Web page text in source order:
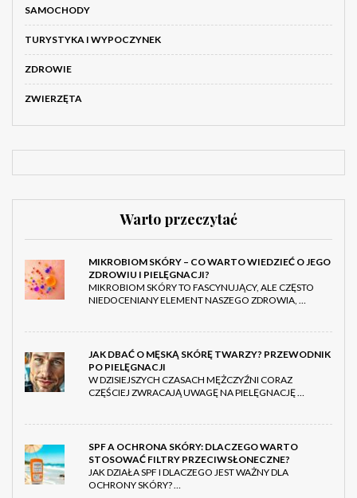
SAMOCHODY
TURYSTYKA I WYPOCZYNEK
ZDROWIE
ZWIERZĘTA
Warto przeczytać
MIKROBIOM SKÓRY – CO WARTO WIEDZIEĆ O JEGO
ZDROWIU I PIELĘGNACJI?
MIKROBIOM SKÓRY TO FASCYNUJĄCY, ALE CZĘSTO
NIEDOCENIANY ELEMENT NASZEGO ZDROWIA, …
JAK DBAĆ O MĘSKĄ SKÓRĘ TWARZY? PRZEWODNIK
PO PIELĘGNACJI
W DZISIEJSZYCH CZASACH MĘŻCZYŹNI CORAZ
CZĘŚCIEJ ZWRACAJĄ UWAGĘ NA PIELĘGNACJĘ …
SPF A OCHRONA SKÓRY: DLACZEGO WARTO
STOSOWAĆ FILTRY PRZECIWSŁONECZNE?
JAK DZIAŁA SPF I DLACZEGO JEST WAŻNY DLA
OCHRONY SKÓRY? …